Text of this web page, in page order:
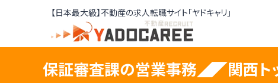
【日本最大級】不動産の求人転職サイト「ヤドキャリ」
保証審査課の営業事務◢◤関西ト